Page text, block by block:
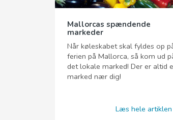
Mallorcas spændende
markeder
Når køleskabet skal fyldes op
ferien på Mallorca, så kom ud
det lokale marked! Der er altid
marked nær dig!
Læs hele artiklen